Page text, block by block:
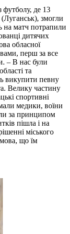
футболу, де 13
змогли
на матч потрапили
дитячих
обласної
перш за все
– В нас були
та
викупити певну
Велику частину
спортивні
медики, воїни
за принципом
пішла і на
міського
що їм